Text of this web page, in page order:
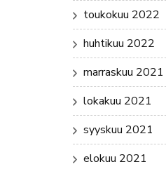
toukokuu 2022
huhtikuu 2022
marraskuu 2021
lokakuu 2021
syyskuu 2021
elokuu 2021